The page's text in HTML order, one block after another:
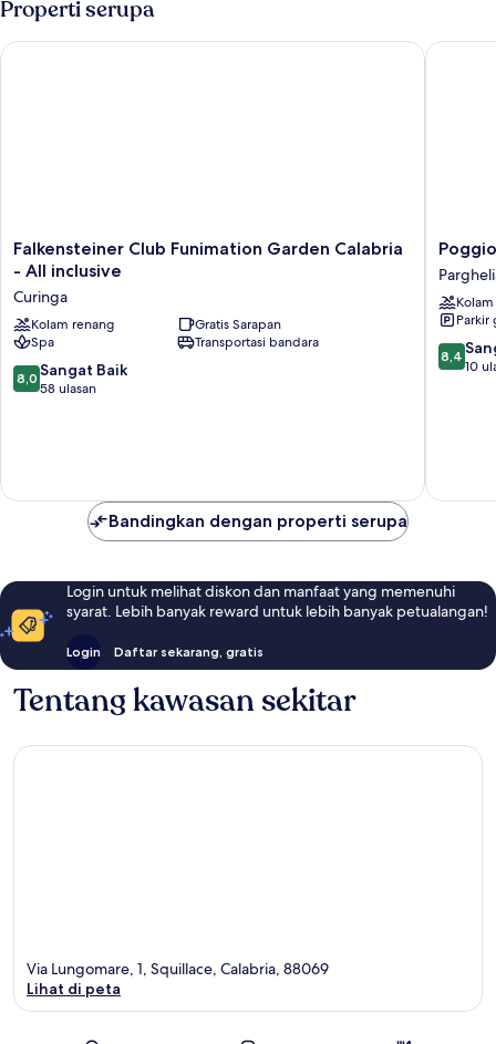
Properti serupa
Falkensteiner
Club
Garden
Calabria
-
All
inclusive
Falkensteiner Club Funimation Garden Calabria
- All inclusive
Curinga
Kolam renang
Gratis Sarapan
Spa
Transportasi bandara
8.0
dari
8,0 Sangat Baik
58 ulasan
Falkensteiner Club Funimation Garden Calabria - All inclusive
Poggio
di
Tropea
Parkir
8.4
dari
8,4
10
Poggio
Bandingkan dengan properti serupa
Login untuk melihat diskon dan manfaat yang memenuhi
syarat. Lebih banyak reward untuk lebih banyak petualangan!
Login Daftar sekarang, gratis
Tentang kawasan sekitar
Via Lungomare, 1, Squillace, Calabria, 88069
Lihat di peta